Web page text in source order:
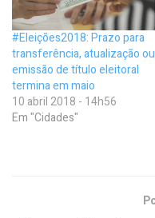
#Eleições2018: Prazo para
transferência, atualização ou
emissão de título eleitoral
termina em maio
10 abril 2018 - 14h56
Em "Cidades"